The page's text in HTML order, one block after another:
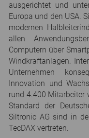
ausgerichtet und
Europa und den USA.
modernen
allen
Computern über
Windkraftanlagen.
Unternehmen
Innovation und
rund 4.400
Standard der
Siltronic AG sind in
TecDAX vertreten.